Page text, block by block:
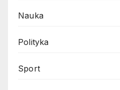
Nauka
Polityka
Sport